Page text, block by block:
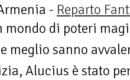
- Reparto
mondo di poteri
meglio sanno
Alucius è stato